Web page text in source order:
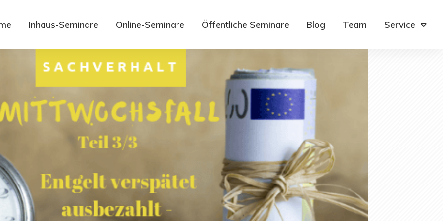
Inhaus-Seminare Online-Seminare Öffentliche Seminare Blog Team Service